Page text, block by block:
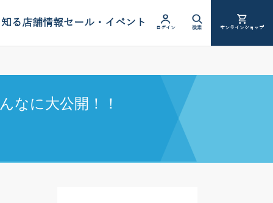
る店舗情報セール・イベント ログイン 検索 オンラインショップ
なに大公開！！